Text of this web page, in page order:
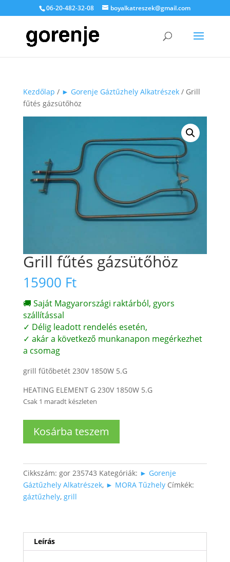
06-20-482-32-08 boyalkatreszek@gmail.com
Kezdőlap / ► Gorenje Gáztűzhely Alkatrészek/ Grill
fűtés gázsütőhöz
Grill fűtés gázsütőhöz
15900 Ft
🚚 Saját Magyarországi raktárból, gyors
szállítással
✓ Délig leadott rendelés esetén,
✓ akár a következő munkanapon megérkezhet
a csomag
grill fűtőbetét 230V 1850W 5.G
HEATING ELEMENT G 230V 1850W 5.G
Csak 1 maradt készleten
fűtésKosárba teszem
Cikkszám: gor 235743 Kategóriák: ► Gorenje
Gáztűzhely Alkatrészek, ► MORA Tűzhely Címkék:
gáztűzhely, grill
Leírás